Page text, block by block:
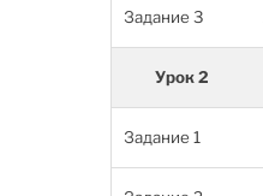
Задание 3
Урок 2
Задание 1